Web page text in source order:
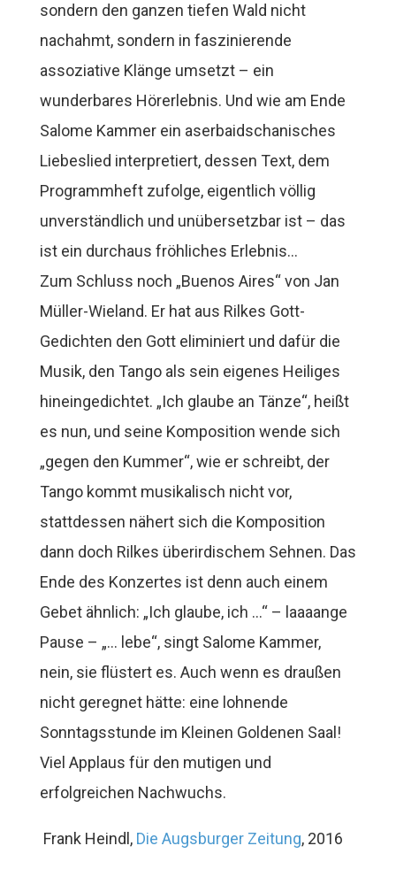
sondern den ganzen tiefen Wald nicht
nachahmt, sondern in faszinierende
assoziative Klänge umsetzt – ein
wunderbares Hörerlebnis. Und wie am Ende
Salome Kammer ein aserbaidschanisches
Liebeslied interpretiert, dessen Text, dem
Programmheft zufolge, eigentlich völlig
unverständlich und unübersetzbar ist – das
ist ein durchaus fröhliches Erlebnis…
Zum Schluss noch „Buenos Aires“ von Jan
Müller-Wieland. Er hat aus Rilkes Gott-
Gedichten den Gott eliminiert und dafür die
Musik, den Tango als sein eigenes Heiliges
hineingedichtet. „Ich glaube an Tänze“, heißt
es nun, und seine Komposition wende sich
„gegen den Kummer“, wie er schreibt, der
Tango kommt musikalisch nicht vor,
stattdessen nähert sich die Komposition
dann doch Rilkes überirdischem Sehnen. Das
Ende des Konzertes ist denn auch einem
Gebet ähnlich: „Ich glaube, ich …“ – laaaange
Pause – „… lebe“, singt Salome Kammer,
nein, sie flüstert es. Auch wenn es draußen
nicht geregnet hätte: eine lohnende
Sonntagsstunde im Kleinen Goldenen Saal!
Viel Applaus für den mutigen und
erfolgreichen Nachwuchs.
Frank Heindl, Die Augsburger Zeitung, 2016